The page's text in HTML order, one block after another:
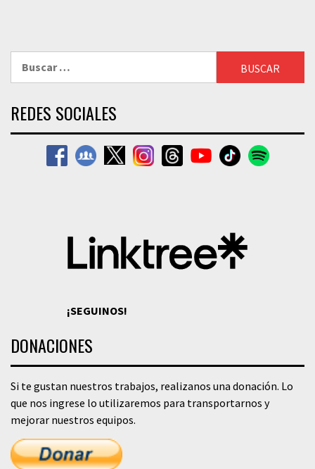
REDES SOCIALES
¡SEGUINOS!
DONACIONES
Si te gustan nuestros trabajos, realizanos una donación. Lo
que nos ingrese lo utilizaremos para transportarnos y
mejorar nuestros equipos.